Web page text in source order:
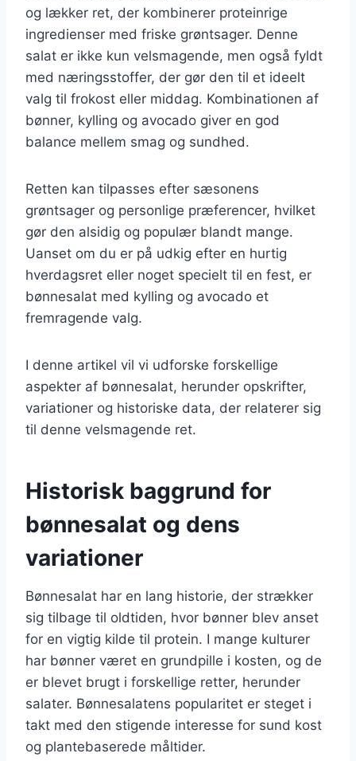
og lækker ret, der kombinerer proteinrige
ingredienser med friske grøntsager. Denne
salat er ikke kun velsmagende, men også fyldt
med næringsstoffer, der gør den til et ideelt
valg til frokost eller middag. Kombinationen af
bønner, kylling og avocado giver en god
balance mellem smag og sundhed.
Retten kan tilpasses efter sæsonens
grøntsager og personlige præferencer, hvilket
gør den alsidig og populær blandt mange.
Uanset om du er på udkig efter en hurtig
hverdagsret eller noget specielt til en fest, er
bønnesalat med kylling og avocado et
fremragende valg.
I denne artikel vil vi udforske forskellige
aspekter af bønnesalat, herunder opskrifter,
variationer og historiske data, der relaterer sig
til denne velsmagende ret.
Historisk baggrund for
bønnesalat og dens
variationer
Bønnesalat har en lang historie, der strækker
sig tilbage til oldtiden, hvor bønner blev anset
for en vigtig kilde til protein. I mange kulturer
har bønner været en grundpille i kosten, og de
er blevet brugt i forskellige retter, herunder
salater. Bønnesalatens popularitet er steget i
takt med den stigende interesse for sund kost
og plantebaserede måltider.